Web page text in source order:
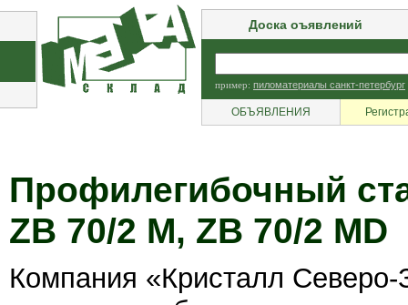
Доска оъявлений
пример: пиломатериалы санкт-петербург
ОБЪЯВЛЕНИЯ
Профилегибочный
ZB 70/2 M, ZB 70/2 MD
Компания «Кристалл